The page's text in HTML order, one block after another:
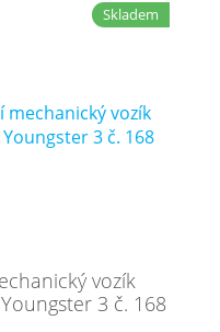
Skladem
vozík
3 č. 168